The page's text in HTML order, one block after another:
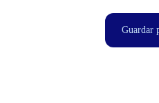
Guardar